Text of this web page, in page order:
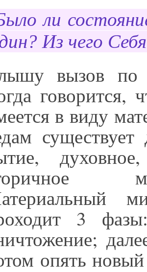
ли
Из чего
вызов по
в виду
3
опять